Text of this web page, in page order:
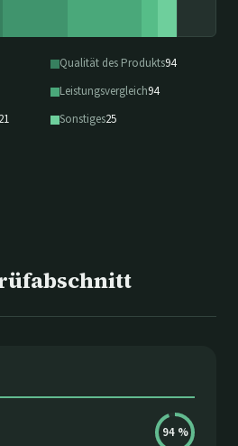
Qualität des Produkts94
Leistungsvergleich94
21 Sonstiges25
94%